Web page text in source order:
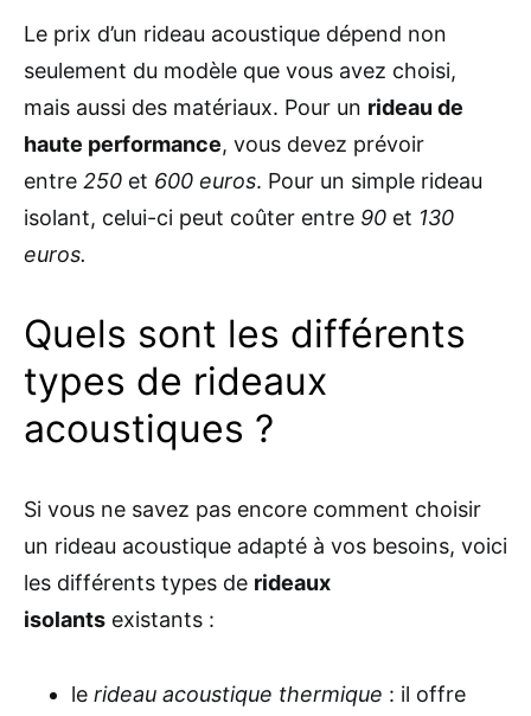
Le prix d’un rideau acoustique dépend non
seulement du modèle que vous avez choisi,
mais aussi des matériaux. Pour un rideau de
haute performance, vous devez prévoir
entre 250 et 600 euros. Pour un simple rideau
isolant, celui-ci peut coûter entre 90 et 130
euros.
Quels sont les différents
types de rideaux
acoustiques ?
Si vous ne savez pas encore comment choisir
un rideau acoustique adapté à vos besoins, voici
les différents types de rideaux
isolants existants :
le rideau acoustique thermique : il offre